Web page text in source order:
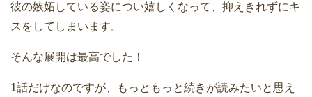
彼の嫉妬している姿につい嬉しくなって、抑えきれずにキ
スをしてしまいます。
そんな展開は最高でした！
1話だけなのですが、もっともっと続きが読みたいと思え